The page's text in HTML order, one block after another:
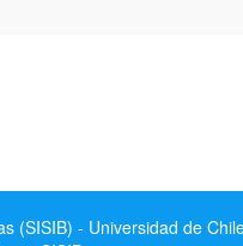
(SISIB) - Universidad de